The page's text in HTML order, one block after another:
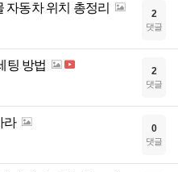
자동차 위치 총정리 2
댓글
팅 방법 2
댓글
라 0
댓글